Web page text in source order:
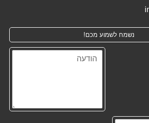
נשמח לשמוע מכם!